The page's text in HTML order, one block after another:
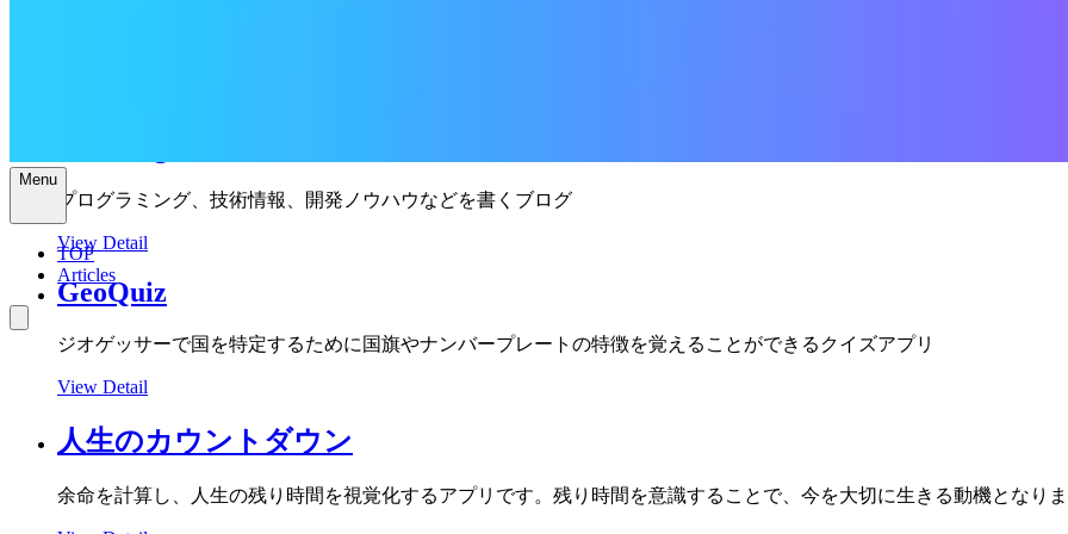
Menu
TOP
Articles
プログラミング、技術情報、開発ノウハウなどを書くブログ
View Detail
GeoQuiz
ジオゲッサーで国を特定するために国旗やナンバープレートの特徴を覚えることができるクイズアプリ
View Detail
人生のカウントダウン
余命を計算し、人生の残り時間を視覚化するアプリです。残り時間を意識することで、今を大切に生きる動機となり